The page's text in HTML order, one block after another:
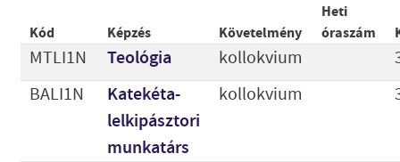
Kód Képzés Követelmény
Heti
óraszám
MTLI1N Teológia kollokvium
BALI1N
Katekéta-
lelkipásztori
munkatárs
kollokvium